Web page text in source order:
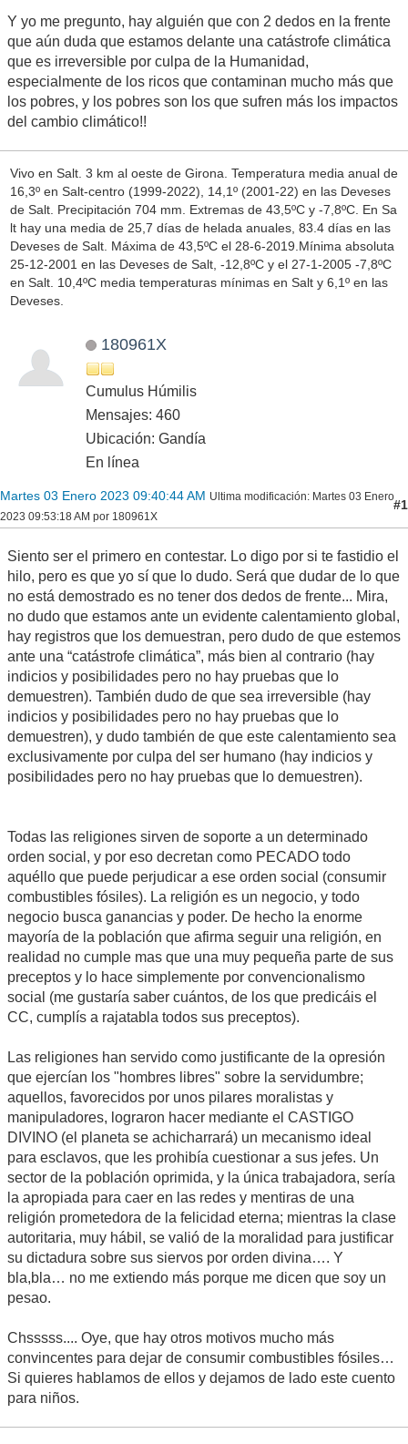
Y yo me pregunto, hay alguién que con 2 dedos en la frente
que aún duda que estamos delante una catástrofe climática
que es irreversible por culpa de la Humanidad,
especialmente de los ricos que contaminan mucho más que
los pobres, y los pobres son los que sufren más los impactos
del cambio climático!!
Vivo en Salt. 3 km al oeste de Girona. Temperatura media anual de
16,3º en Salt-centro (1999-2022), 14,1º (2001-22) en las Deveses
de Salt. Precipitación 704 mm. Extremas de 43,5ºC y -7,8ºC. En Sa
lt hay una media de 25,7 días de helada anuales, 83.4 días en las
Deveses de Salt. Máxima de 43,5ºC el 28-6-2019.Mínima absoluta
25-12-2001 en las Deveses de Salt, -12,8ºC y el 27-1-2005 -7,8ºC
en Salt. 10,4ºC media temperaturas mínimas en Salt y 6,1º en las
Deveses.
180961X
Cumulus Húmilis
Mensajes: 460
Ubicación: Gandía
En línea
Martes 03 Enero 2023 09:40:44 AM Ultima modificación: Martes 03 Enero
2023 09:53:18 AM por 180961X
#1
Siento ser el primero en contestar. Lo digo por si te fastidio el
hilo, pero es que yo sí que lo dudo. Será que dudar de lo que
no está demostrado es no tener dos dedos de frente... Mira,
no dudo que estamos ante un evidente calentamiento global,
hay registros que los demuestran, pero dudo de que estemos
ante una “catástrofe climática”, más bien al contrario (hay
indicios y posibilidades pero no hay pruebas que lo
demuestren). También dudo de que sea irreversible (hay
indicios y posibilidades pero no hay pruebas que lo
demuestren), y dudo también de que este calentamiento sea
exclusivamente por culpa del ser humano (hay indicios y
posibilidades pero no hay pruebas que lo demuestren).
Todas las religiones sirven de soporte a un determinado
orden social, y por eso decretan como PECADO todo
aquéllo que puede perjudicar a ese orden social (consumir
combustibles fósiles). La religión es un negocio, y todo
negocio busca ganancias y poder. De hecho la enorme
mayoría de la población que afirma seguir una religión, en
realidad no cumple mas que una muy pequeña parte de sus
preceptos y lo hace simplemente por convencionalismo
social (me gustaría saber cuántos, de los que predicáis el
CC, cumplís a rajatabla todos sus preceptos).
Las religiones han servido como justificante de la opresión
que ejercían los "hombres libres" sobre la servidumbre;
aquellos, favorecidos por unos pilares moralistas y
manipuladores, lograron hacer mediante el CASTIGO
DIVINO (el planeta se achicharrará) un mecanismo ideal
para esclavos, que les prohibía cuestionar a sus jefes. Un
sector de la población oprimida, y la única trabajadora, sería
la apropiada para caer en las redes y mentiras de una
religión prometedora de la felicidad eterna; mientras la clase
autoritaria, muy hábil, se valió de la moralidad para justificar
su dictadura sobre sus siervos por orden divina…. Y
bla,bla… no me extiendo más porque me dicen que soy un
pesao.
Chsssss.... Oye, que hay otros motivos mucho más
convincentes para dejar de consumir combustibles fósiles…
Si quieres hablamos de ellos y dejamos de lado este cuento
para niños.